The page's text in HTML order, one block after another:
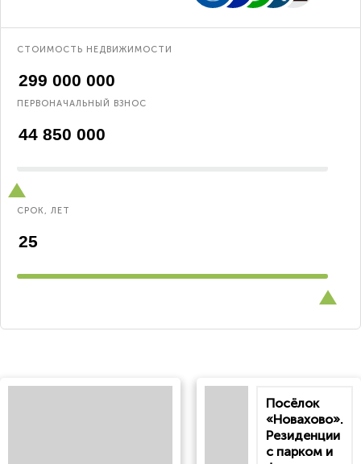
СТОИМОСТЬ НЕДВИЖИМОСТИ
ПЕРВОНАЧАЛЬНЫЙ ВЗНОС
СРОК, ЛЕТ
Посёлок
«Новахово».
Резиденции
с парком и